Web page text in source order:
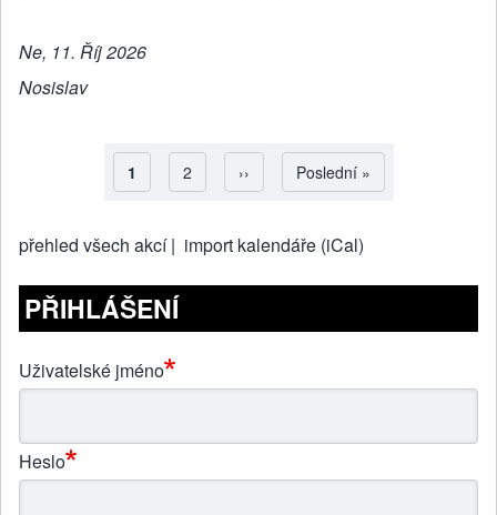
Ne, 11. Říj 2026
Nosislav
Pagination
Aktuální stránka
1 Strana
2 Následující stránka
›› Poslední stránka
Poslední »
přehled všech akcí | import kalendáře (iCal)
PŘIHLÁŠENÍ
Uživatelské jméno
Heslo